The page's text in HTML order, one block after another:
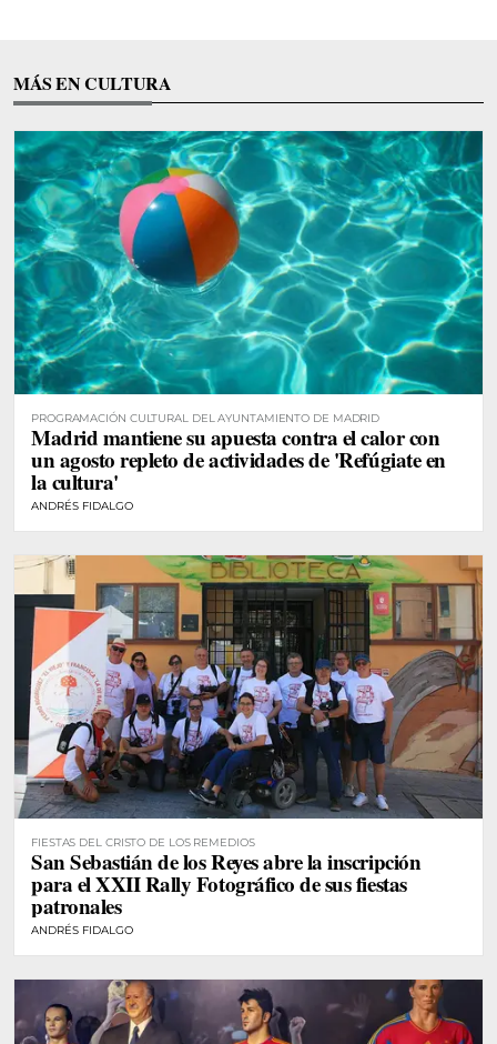
MÁS EN CULTURA
PROGRAMACIÓN CULTURAL DEL AYUNTAMIENTO DE MADRID
Madrid mantiene su apuesta contra el calor con
un agosto repleto de actividades de 'Refúgiate en
la cultura'
ANDRÉS FIDALGO
FIESTAS DEL CRISTO DE LOS REMEDIOS
San Sebastián de los Reyes abre la inscripción
para el XXII Rally Fotográfico de sus fiestas
patronales
ANDRÉS FIDALGO